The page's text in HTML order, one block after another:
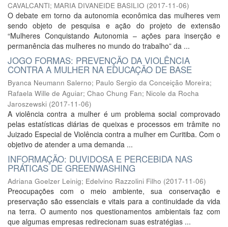
CAVALCANTI; MARIA DIVANEIDE BASILIO (2017-11-06)
O debate em torno da autonomia econômica das mulheres vem
sendo objeto de pesquisa e ação do projeto de extensão
“Mulheres Conquistando Autonomia – ações para inserção e
permanência das mulheres no mundo do trabalho” da ...
JOGO FORMAS: PREVENÇÃO DA VIOLÊNCIA
CONTRA A MULHER NA EDUCAÇÃO DE BASE
Byanca Neumann Salerno; Paulo Sergio da Conceição Moreira;
Rafaela Wille de Aguiar; Chao Chung Fan; Nicole da Rocha
Jaroszewski (2017-11-06)
A violência contra a mulher é um problema social comprovado
pelas estatísticas diárias de queixas e processos em trâmite no
Juizado Especial de Violência contra a mulher em Curitiba. Com o
objetivo de atender a uma demanda ...
INFORMAÇÃO: DUVIDOSA E PERCEBIDA NAS
PRÁTICAS DE GREENWASHING
Adriana Goelzer Leinig; Edelvino Razzolini Filho (2017-11-06)
Preocupações com o meio ambiente, sua conservação e
preservação são essenciais e vitais para a continuidade da vida
na terra. O aumento nos questionamentos ambientais faz com
que algumas empresas redirecionam suas estratégias ...